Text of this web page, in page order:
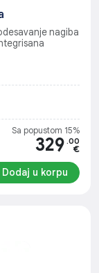
nagiba
Sa popustom 15%
329 .00
€
Dodaj u korpu